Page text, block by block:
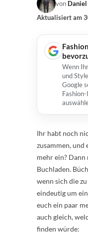
von Daniel
Aktualisiert am
Wenn
und
Google
Ihr habt noch
zusammen,
mehr ein? Dann
Buchladen.
wenn sich die
eindeutig um
euch ein paar
auch gleich,
finden würde: